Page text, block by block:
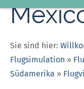
Sie sind hier:
Flugsimulation »
Südamerika »